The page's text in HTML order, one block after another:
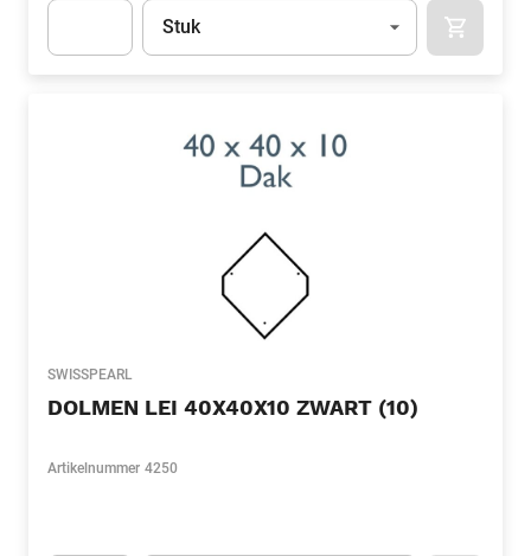
Eenheid
Stuk
SWISSPEARL
DOLMEN LEI 40X40X10 ZWART (10)
Artikelnummer 4250